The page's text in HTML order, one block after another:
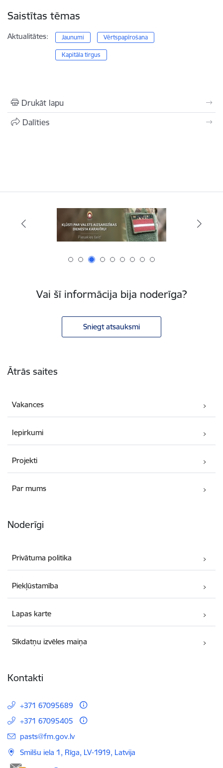
Saistītas tēmas
Aktualitātes: Jaunumi Vērtspapīrošana
Kapitāla tirgus
Drukāt lapu
Dalīties
Vai šī informācija bija noderīga?
Sniegt atsauksmi
Ātrās saites
Vakances
Iepirkumi
Projekti
Par mums
Noderīgi
Privātuma politika
Piekļūstamība
Lapas karte
Sīkdatņu izvēles maiņa
Kontakti
+371 67095689
+371 67095405
E-pasts:
pasts@fm.gov.lv
Smilšu iela 1, Rīga, LV-1919, Latvija